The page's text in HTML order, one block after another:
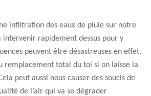
infiltration des eaux de pluie sur notre
rapidement dessus pour y
peuvent être désastreuses en effet.
remplacement total du toi si on laisse la
peut aussi nous causer des soucis de
de l’air qui va se dégrader